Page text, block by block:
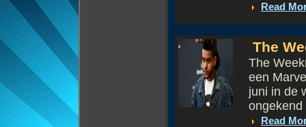
Read
The
The
een
juni in de
ongekend
Read